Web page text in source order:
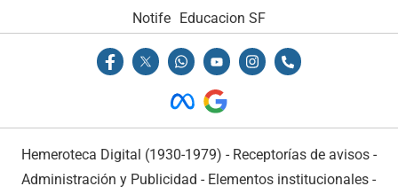
Notife
Educacion SF
Hemeroteca Digital (1930-1979) - Receptorías de avisos -
Administración y Publicidad - Elementos institucionales -